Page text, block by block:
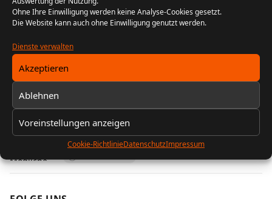
Ohne Ihre Einwilligung werden keine Analyse-Cookies gesetzt.
Die Website kann auch ohne Einwilligung genutzt werden.
Dienste verwalten
Akzeptieren
Ablehnen
Voreinstellungen anzeigen
Cookie-RichtlinieDatenschutzImpressum
REDAKTION KFZ NEWS 24
5 MIN. LESEZEIT
4
Autofenster klemmt: Ursachen erkennen und
Lösungen finden
5
Probleme beim Bremsen: Mögliche Ursachen
und Lösungen
REDAKTION KFZ NEWS 24
25. JUNI 2024